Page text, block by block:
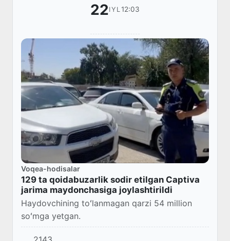
22IYL 12:03
Voqea-hodisalar
129 ta qoidabuzarlik sodir etilgan Captiva
jarima maydonchasiga joylashtirildi
Haydovchining toʻlanmagan qarzi 54 million
soʻmga yetgan.